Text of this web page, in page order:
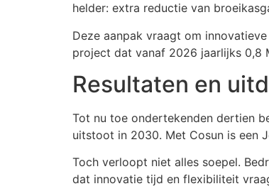
helder: extra reductie van
Deze aanpak vraagt om
project dat vanaf 2026 jaarlijks 0,8
Resultaten en
Tot nu toe ondertekenden dertien
uitstoot in 2030. Met Cosun is een
Toch verloopt niet alles soepel.
dat innovatie tijd en flexibiliteit